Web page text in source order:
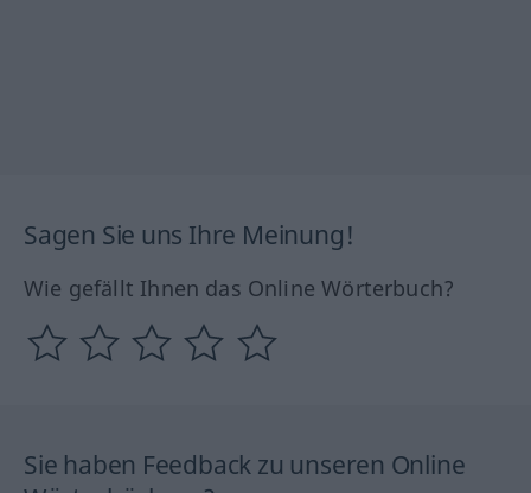
Sagen Sie uns Ihre Meinung!
Wie gefällt Ihnen das Online Wörterbuch?
Sie haben Feedback zu unseren Online